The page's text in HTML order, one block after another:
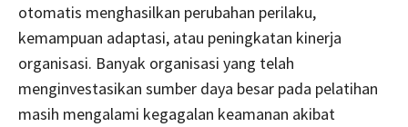
otomatis menghasilkan perubahan perilaku,
kemampuan adaptasi, atau peningkatan kinerja
organisasi. Banyak organisasi yang telah
menginvestasikan sumber daya besar pada pelatihan
masih mengalami kegagalan keamanan akibat